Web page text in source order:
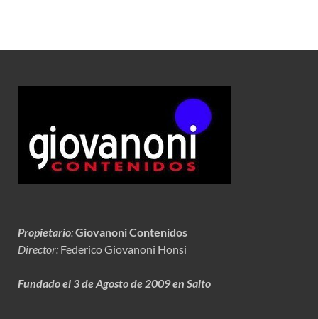
Propietario:Giovanoni Contenidos
Director: Federico Giovanoni Honsi
Fundado el 3 de Agosto de 2009 en Salto